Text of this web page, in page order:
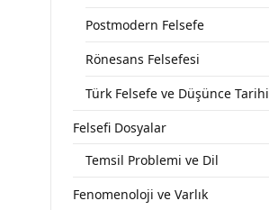
Postmodern Felsefe
Rönesans Felsefesi
Türk Felsefe ve Düşünce Tarihi
Felsefi Dosyalar
Temsil Problemi ve Dil
Fenomenoloji ve Varlık